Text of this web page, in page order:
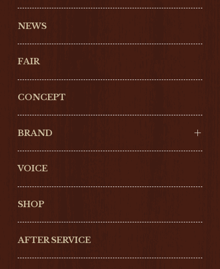
NEWS
FAIR
CONCEPT
BRAND
Cartier
ZENITH
VOICE
SHOP
AFTER SERVICE